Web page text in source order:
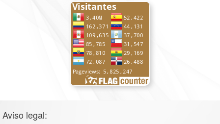
Aviso legal: